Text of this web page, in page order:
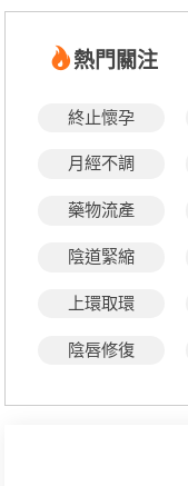
熱門關注
終止懷孕
月經不調
藥物流產
陰道緊縮
上環取環
陰唇修復